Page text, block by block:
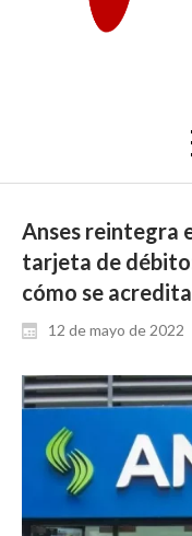
Anses reintegra
tarjeta de
cómo se acredita
12 de mayo de 2022